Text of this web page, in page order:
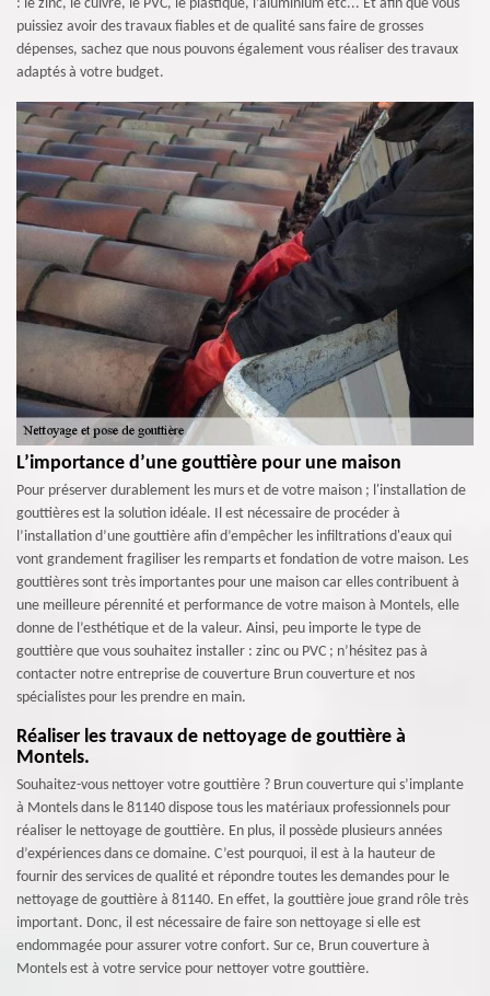
: le zinc, le cuivre, le PVC, le plastique, l’aluminium etc... Et afin que vous
puissiez avoir des travaux fiables et de qualité sans faire de grosses
dépenses, sachez que nous pouvons également vous réaliser des travaux
adaptés à votre budget.
L’importance d’une gouttière pour une maison
Pour préserver durablement les murs et de votre maison ; l'installation de
gouttières est la solution idéale. Il est nécessaire de procéder à
l’installation d’une gouttière afin d’empêcher les infiltrations d'eaux qui
vont grandement fragiliser les remparts et fondation de votre maison. Les
gouttières sont très importantes pour une maison car elles contribuent à
une meilleure pérennité et performance de votre maison à Montels, elle
donne de l’esthétique et de la valeur. Ainsi, peu importe le type de
gouttière que vous souhaitez installer : zinc ou PVC ; n’hésitez pas à
contacter notre entreprise de couverture Brun couverture et nos
spécialistes pour les prendre en main.
Réaliser les travaux de nettoyage de gouttière à
Montels.
Souhaitez-vous nettoyer votre gouttière ? Brun couverture qui s’implante
à Montels dans le 81140 dispose tous les matériaux professionnels pour
réaliser le nettoyage de gouttière. En plus, il possède plusieurs années
d’expériences dans ce domaine. C’est pourquoi, il est à la hauteur de
fournir des services de qualité et répondre toutes les demandes pour le
nettoyage de gouttière à 81140. En effet, la gouttière joue grand rôle très
important. Donc, il est nécessaire de faire son nettoyage si elle est
endommagée pour assurer votre confort. Sur ce, Brun couverture à
Montels est à votre service pour nettoyer votre gouttière.